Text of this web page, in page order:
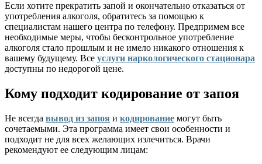
Если хотите прекратить запой и окончательно отказаться от
употребления алкоголя, обратитесь за помощью к
специалистам нашего центра по телефону. Предпримем все
необходимые меры, чтобы бесконтрольное употребление
алкоголя стало прошлым и не имело никакого отношения к
вашему будущему. Все услуги наркологического стационара
доступны по недорогой цене.
Кому подходит кодирование от запоя
Не всегда вывод из запоя и кодирование могут быть
сочетаемыми. Эта программа имеет свои особенности и
подходит не для всех желающих излечиться. Врачи
рекомендуют ее следующим лицам: